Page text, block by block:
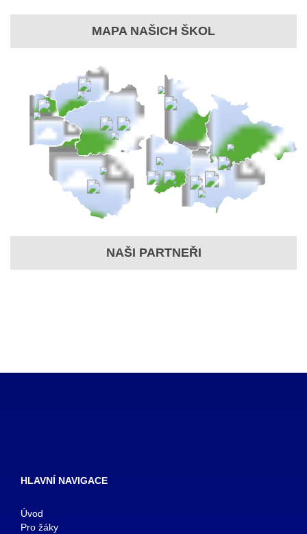
MAPA NAŠICH ŠKOL
NAŠI PARTNEŘI
HLAVNÍ NAVIGACE
Úvod
Pro žáky